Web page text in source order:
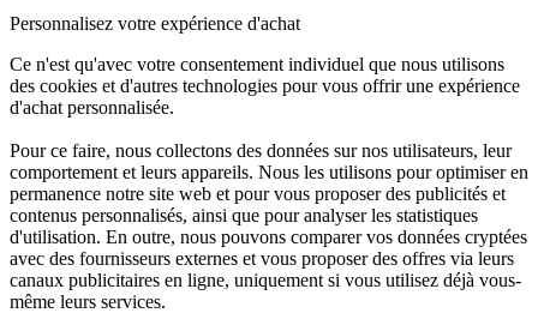
Personnalisez votre expérience d'achat
Ce n'est qu'avec votre consentement individuel que nous utilisons
des cookies et d'autres technologies pour vous offrir une expérience
d'achat personnalisée.
Pour ce faire, nous collectons des données sur nos utilisateurs, leur
comportement et leurs appareils. Nous les utilisons pour optimiser en
permanence notre site web et pour vous proposer des publicités et
contenus personnalisés, ainsi que pour analyser les statistiques
d'utilisation. En outre, nous pouvons comparer vos données cryptées
avec des fournisseurs externes et vous proposer des offres via leurs
canaux publicitaires en ligne, uniquement si vous utilisez déjà vous-
même leurs services.